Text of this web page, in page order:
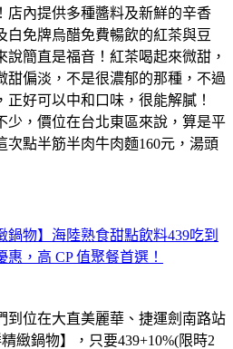
店內提供多種醬料及新鮮的辛香
白免牌烏醋免費暢飲的紅茶與豆
簡直是福音！紅茶喝起來微甜，
甜偏淡，不是很濃郁的那種，不過
好可以中和口味，很能解膩！
少，價位在台北東區來說，算是平
次點半筋半肉牛肉麵160元，湯頭
物】海陸熟食甜點飲料439吃到
，高 CP 值聚餐首選！
到位在大直美麗華、捷運劍南路站
緻鍋物】，只要439+10%(限時2